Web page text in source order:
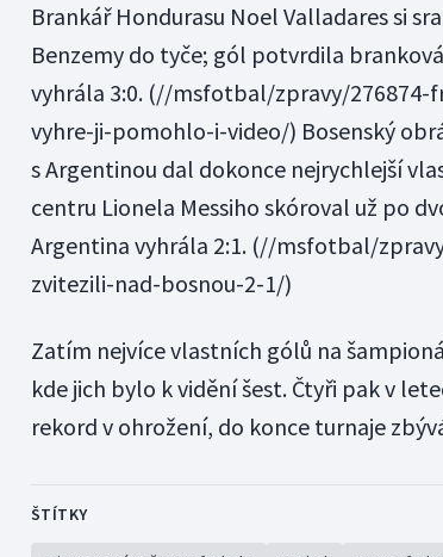
Brankář Hondurasu Noel Valladares si
Benzemy do tyče; gól potvrdila
vyhrála 3:0.(//msfotbal/zpravy/276874-
vyhre-ji-pomohlo-i-video/) Bosenský
s Argentinou dal dokonce nejrychlejší
centru Lionela Messiho skóroval už po
Argentina vyhrála 2:1.(//msfotbal/
zvitezili-nad-bosnou-2-1/)
Zatím nejvíce vlastních gólů na
kde jich bylo k vidění šest. Čtyři pak v
rekord v ohrožení, do konce turnaje
ŠTÍTKY